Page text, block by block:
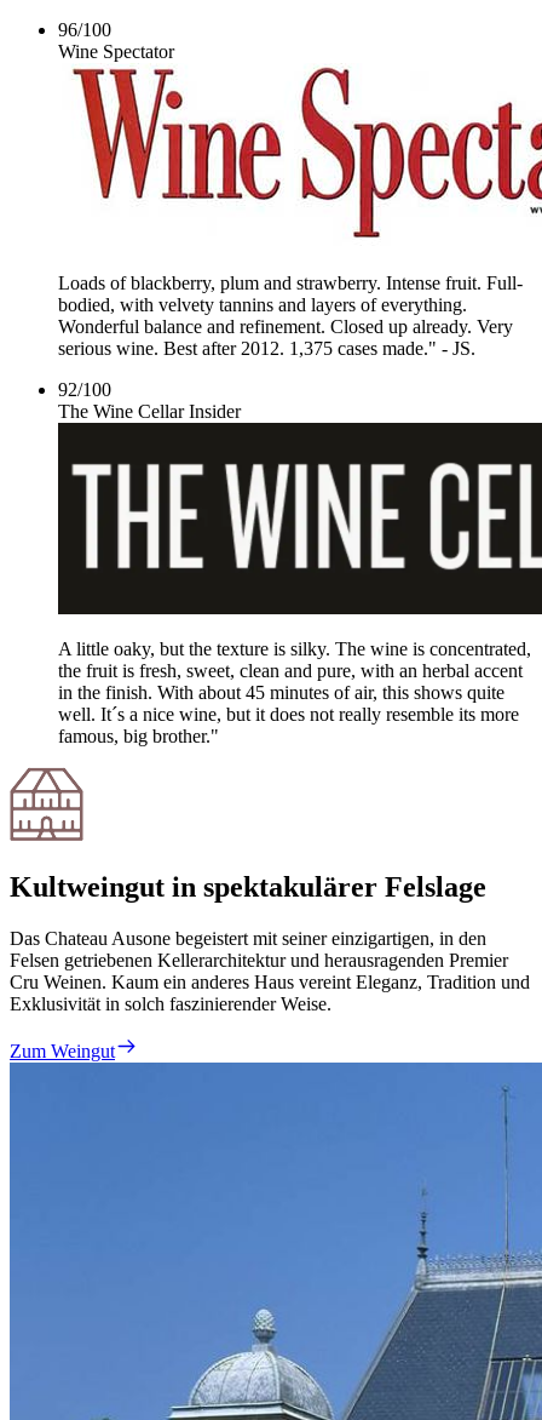
96/100
Wine Spectator
Loads of blackberry, plum and strawberry. Intense fruit. Full-
bodied, with velvety tannins and layers of everything.
Wonderful balance and refinement. Closed up already. Very
serious wine. Best after 2012. 1,375 cases made." - JS.
92/100
The Wine Cellar Insider
A little oaky, but the texture is silky. The wine is concentrated,
the fruit is fresh, sweet, clean and pure, with an herbal accent
in the finish. With about 45 minutes of air, this shows quite
well. It´s a nice wine, but it does not really resemble its more
famous, big brother."
Kultweingut in spektakulärer Felslage
Das Chateau Ausone begeistert mit seiner einzigartigen, in den
Felsen getriebenen Kellerarchitektur und herausragenden Premier
Cru Weinen. Kaum ein anderes Haus vereint Eleganz, Tradition und
Exklusivität in solch faszinierender Weise.
Zum Weingut